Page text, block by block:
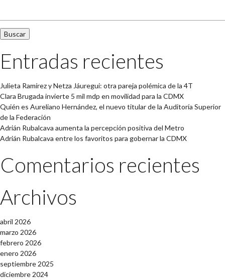
Entradas recientes
Julieta Ramírez y Netza Jáuregui: otra pareja polémica de la 4T
Clara Brugada invierte 5 mil mdp en movilidad para la CDMX
Quién es Aureliano Hernández, el nuevo titular de la Auditoría Superior
de la Federación
Adrián Rubalcava aumenta la percepción positiva del Metro
Adrián Rubalcava entre los favoritos para gobernar la CDMX
Comentarios recientes
Archivos
abril 2026
marzo 2026
febrero 2026
enero 2026
septiembre 2025
diciembre 2024